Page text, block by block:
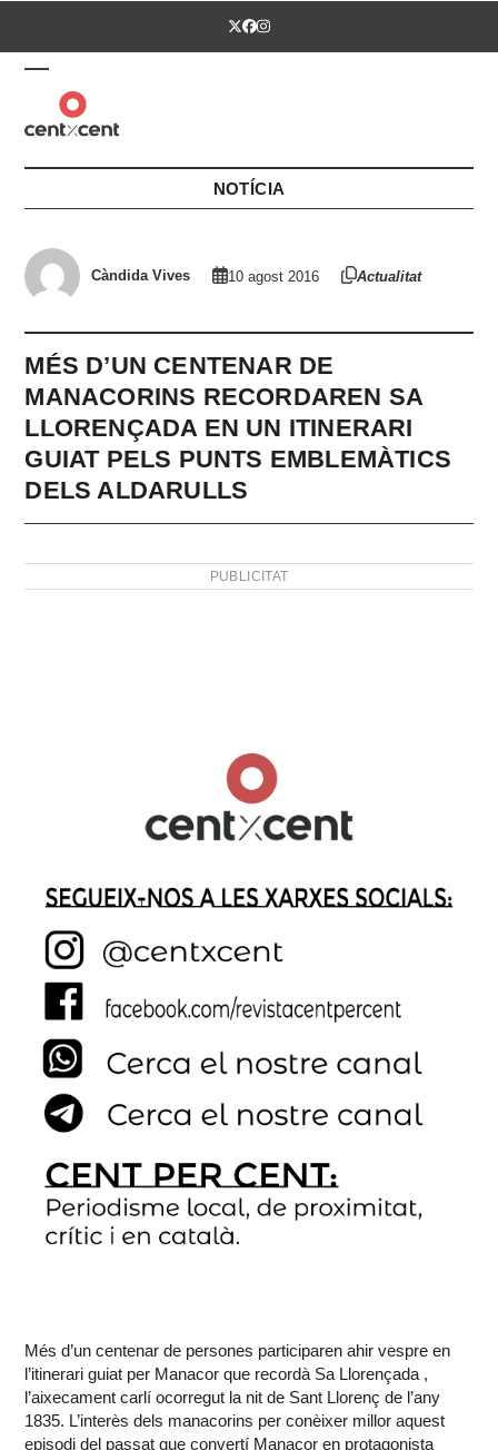
Twitter
Facebook
Instagram
Open
mobile
menu
Close
mobile
menu
NOTÍCIA
Càndida Vives 10 agost 2016 Actualitat
MÉS D’UN CENTENAR DE
MANACORINS RECORDAREN SA
LLORENÇADA EN UN ITINERARI
GUIAT PELS PUNTS EMBLEMÀTICS
DELS ALDARULLS
PUBLICITAT
Més d’un centenar de persones participaren ahir vespre en
l’itinerari guiat per Manacor que recordà Sa Llorençada ,
l’aixecament carlí ocorregut la nit de Sant Llorenç de l’any
1835. L’interès dels manacorins per conèixer millor aquest
episodi del passat que convertí Manacor en protagonista